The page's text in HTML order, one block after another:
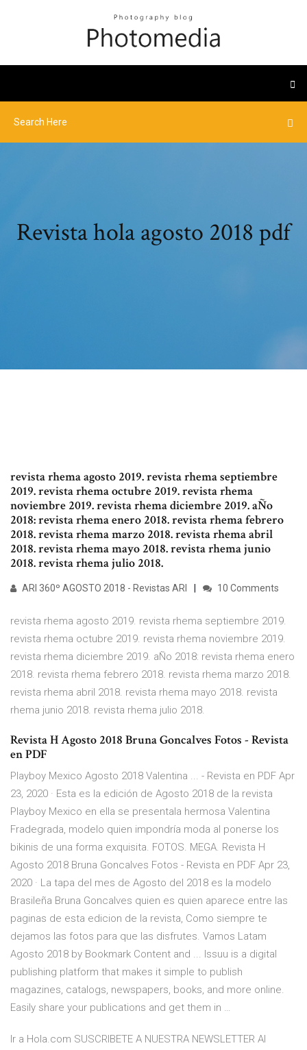
Revista hola agosto 2018 pdf
revista rhema agosto 2019. revista rhema septiembre
2019. revista rhema octubre 2019. revista rhema
noviembre 2019. revista rhema diciembre 2019. aÑo
2018: revista rhema enero 2018. revista rhema febrero
2018. revista rhema marzo 2018. revista rhema abril
2018. revista rhema mayo 2018. revista rhema junio
2018. revista rhema julio 2018.
ARI 360º AGOSTO 2018 - Revistas ARI 10 Comments
revista rhema agosto 2019. revista rhema septiembre 2019.
revista rhema octubre 2019. revista rhema noviembre 2019.
revista rhema diciembre 2019. aÑo 2018: revista rhema enero
2018. revista rhema febrero 2018. revista rhema marzo 2018.
revista rhema abril 2018. revista rhema mayo 2018. revista
rhema junio 2018. revista rhema julio 2018.
Revista H Agosto 2018 Bruna Goncalves Fotos - Revista
en PDF
Playboy Mexico Agosto 2018 Valentina ... - Revista en PDF Apr
23, 2020 · Esta es la edición de Agosto 2018 de la revista
Playboy Mexico en ella se presentala hermosa Valentina
Fradegrada, modelo quien impondría moda al ponerse los
bikinis de una forma exquisita. FOTOS. MEGA. Revista H
Agosto 2018 Bruna Goncalves Fotos - Revista en PDF Apr 23,
2020 · La tapa del mes de Agosto del 2018 es la modelo
Brasileña Bruna Goncalves quien es quien aparece entre las
paginas de esta edicion de la revista, Como siempre te
dejamos las fotos para que las disfrutes. Vamos Latam
Agosto 2018 by Bookmark Content and ... Issuu is a digital
publishing platform that makes it simple to publish
magazines, catalogs, newspapers, books, and more online.
Easily share your publications and get them in …
Ir a Hola.com SUSCRIBETE A NUESTRA NEWSLETTER Al